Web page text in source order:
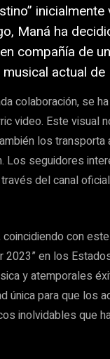
Maná ha
compañía de
musical actual de
colaboración, se
video. Este
los
Los seguidores
del canal
con
2023” en los
y atemporales
única para que los
inolvidables que